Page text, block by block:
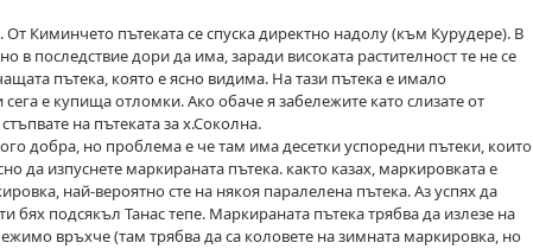
Киминчето пътеката се спуска директно надолу (към Курудере). В
последствие дори да има, заради високата растителност те не се
пътека, която е ясно видима. На тази пътека е имало
е купища отломки. Ако обаче я забележите като слизате от
на пътеката за х.Соколна.
добра, но проблема е че там има десетки успоредни пътеки, които
да изпуснете маркираната пътека. както казах, маркировката е
най-вероятно сте на някоя паралелена пътека. Аз успях да
бях подсякъл Танас тепе. Маркираната пътека трябва да излезе на
връхче (там трябва да са коловете на зимната маркировка, но